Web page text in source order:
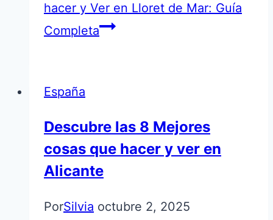
hacer y Ver en Lloret de Mar: Guía
Completa
España
Descubre las 8 Mejores
cosas que hacer y ver en
Alicante
PorSilvia octubre 2, 2025